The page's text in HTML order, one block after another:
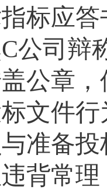
标应
C公司辩
公章
文件
准备
背常